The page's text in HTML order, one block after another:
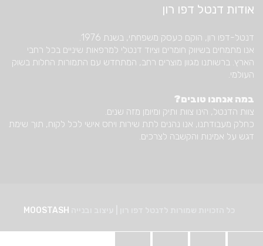
אודות דנטל דפו רון
דנטל-דפו רון, הוקם כעסק משפחתי, בשנת 1976.
אנו מתמחים בשיווק חומרים וציוד דנטלי למרפאות שיניים בכל רחבי
הארץ. ברשותנו מגוון מוצרים רחב, המתחדש עם התמורות החלות בשוק
העולמי.
במה אנחנו טובים?
צוות הדנטל, הינו צוות ותיק ומיומן מזה שנים.
כחלק מעבודתנו, אנו נהנים לתת שירות ויחס אישי לכל לקוח, תוך שימת
דגש על אמינות והקשבה לצרכים.
MOOSTASH